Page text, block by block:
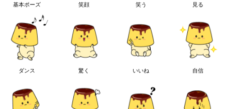
基本ポーズ 笑顔 笑う 見る
ダンス 驚く いいね 自信